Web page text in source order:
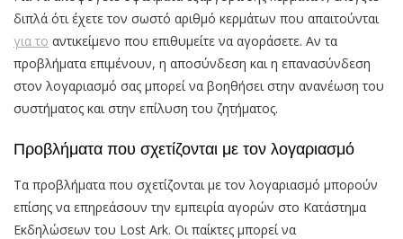
διπλά ότι έχετε τον σωστό αριθμό κερμάτων που απαιτούνται
για το αντικείμενο που επιθυμείτε να αγοράσετε. Αν τα
προβλήματα επιμένουν, η αποσύνδεση και η επανασύνδεση
στον λογαριασμό σας μπορεί να βοηθήσει στην ανανέωση του
συστήματος και στην επίλυση του ζητήματος.
Προβλήματα που σχετίζονται με τον λογαριασμό
Τα προβλήματα που σχετίζονται με τον λογαριασμό μπορούν
επίσης να επηρεάσουν την εμπειρία αγορών στο Κατάστημα
Εκδηλώσεων του Lost Ark. Οι παίκτες μπορεί να